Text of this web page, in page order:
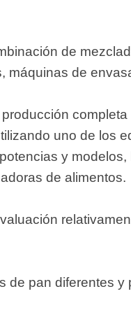
de
máquinas de
uno de los
y
de alimentos.
pan diferentes